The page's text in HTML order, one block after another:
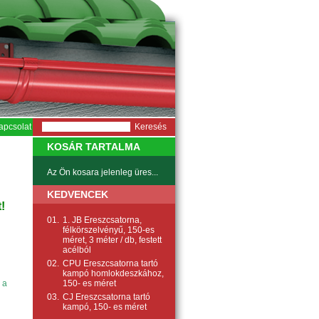
a
KOSÁR TARTALMA
Az Ön kosara jelenleg üres...
KEDVENCEK
01. 1. JB Ereszcsatorna,
félkörszelvényű, 150-es
méret, 3 méter / db, festett
acélból
02. CPU Ereszcsatorna tartó
kampó homlokdeszkához,
150- es méret
03. CJ Ereszcsatorna tartó
kampó, 150- es méret